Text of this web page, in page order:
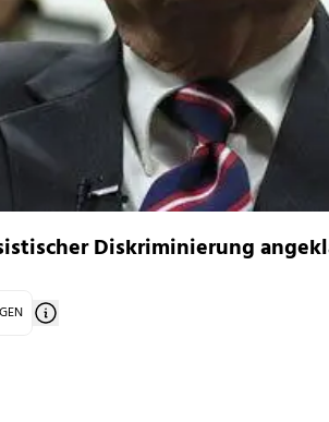
Diskriminierung